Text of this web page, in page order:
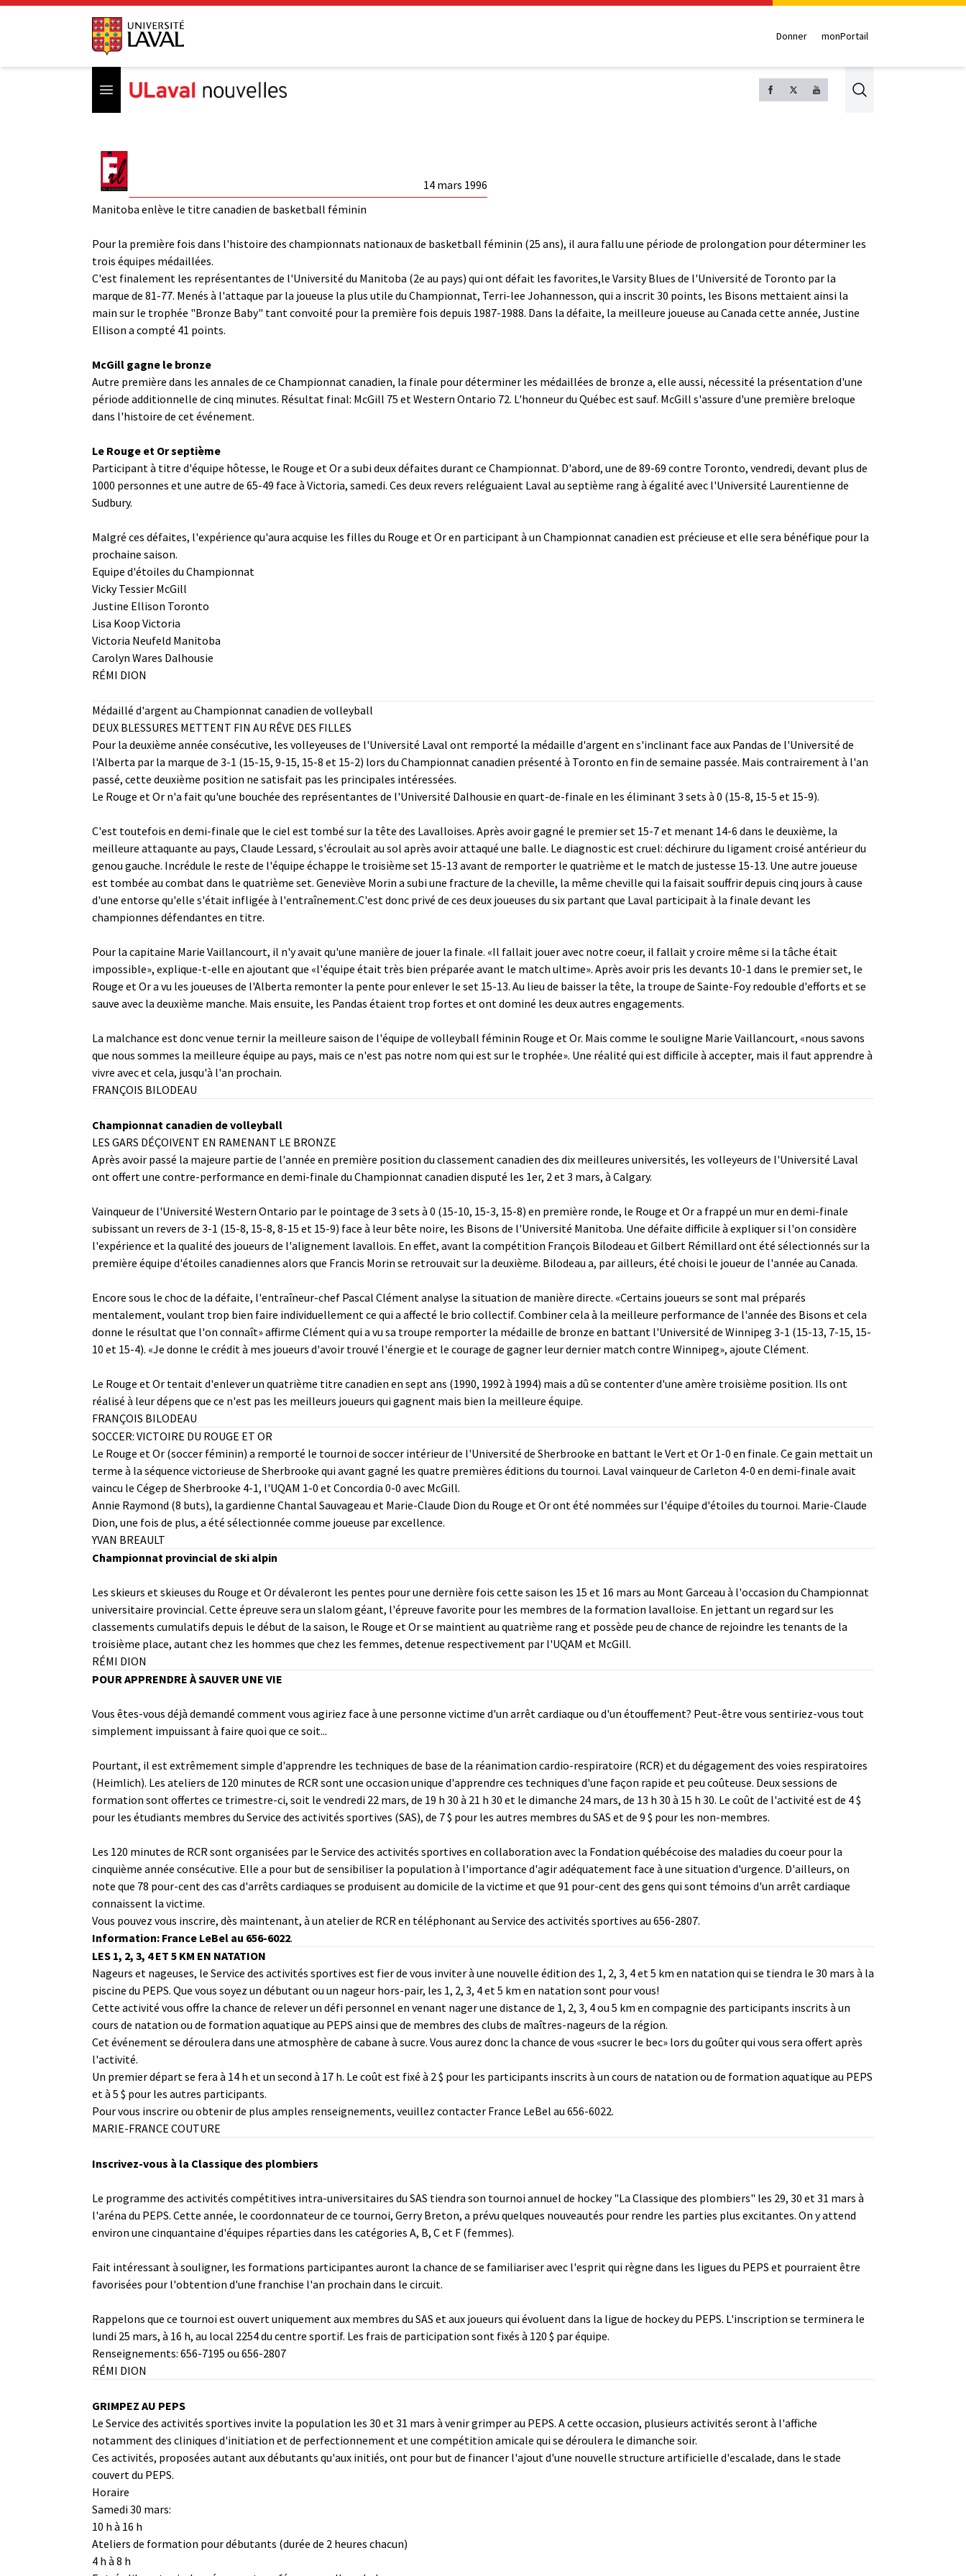
Donner monPortail
Open menu Search
14 mars 1996
Manitoba enlève le titre canadien de basketball féminin
Pour la première fois dans l'histoire des championnats nationaux de basketball féminin (25 ans), il aura fallu une période de prolongation pour déterminer les
trois équipes médaillées.
C'est finalement les représentantes de l'Université du Manitoba (2e au pays) qui ont défait les favorites,le Varsity Blues de l'Université de Toronto par la
marque de 81-77. Menés à l'attaque par la joueuse la plus utile du Championnat, Terri-lee Johannesson, qui a inscrit 30 points, les Bisons mettaient ainsi la
main sur le trophée "Bronze Baby" tant convoité pour la première fois depuis 1987-1988. Dans la défaite, la meilleure joueuse au Canada cette année, Justine
Ellison a compté 41 points.
McGill gagne le bronze
Autre première dans les annales de ce Championnat canadien, la finale pour déterminer les médaillées de bronze a, elle aussi, nécessité la présentation d'une
période additionnelle de cinq minutes. Résultat final: McGill 75 et Western Ontario 72. L'honneur du Québec est sauf. McGill s'assure d'une première breloque
dans l'histoire de cet événement.
Le Rouge et Or septième
Participant à titre d'équipe hôtesse, le Rouge et Or a subi deux défaites durant ce Championnat. D'abord, une de 89-69 contre Toronto, vendredi, devant plus de
1000 personnes et une autre de 65-49 face à Victoria, samedi. Ces deux revers reléguaient Laval au septième rang à égalité avec l'Université Laurentienne de
Sudbury.
Malgré ces défaites, l'expérience qu'aura acquise les filles du Rouge et Or en participant à un Championnat canadien est précieuse et elle sera bénéfique pour la
prochaine saison.
Equipe d'étoiles du Championnat
Vicky Tessier McGill
Justine Ellison Toronto
Lisa Koop Victoria
Victoria Neufeld Manitoba
Carolyn Wares Dalhousie
RÉMI DION
Médaillé d'argent au Championnat canadien de volleyball
DEUX BLESSURES METTENT FIN AU RÊVE DES FILLES
Pour la deuxième année consécutive, les volleyeuses de l'Université Laval ont remporté la médaille d'argent en s'inclinant face aux Pandas de l'Université de
l'Alberta par la marque de 3-1 (15-15, 9-15, 15-8 et 15-2) lors du Championnat canadien présenté à Toronto en fin de semaine passée. Mais contrairement à l'an
passé, cette deuxième position ne satisfait pas les principales intéressées.
Le Rouge et Or n'a fait qu'une bouchée des représentantes de l'Université Dalhousie en quart-de-finale en les éliminant 3 sets à 0 (15-8, 15-5 et 15-9).
C'est toutefois en demi-finale que le ciel est tombé sur la tête des Lavalloises. Après avoir gagné le premier set 15-7 et menant 14-6 dans le deuxième, la
meilleure attaquante au pays, Claude Lessard, s'écroulait au sol après avoir attaqué une balle. Le diagnostic est cruel: déchirure du ligament croisé antérieur du
genou gauche. Incrédule le reste de l'équipe échappe le troisième set 15-13 avant de remporter le quatrième et le match de justesse 15-13. Une autre joueuse
est tombée au combat dans le quatrième set. Geneviève Morin a subi une fracture de la cheville, la même cheville qui la faisait souffrir depuis cinq jours à cause
d'une entorse qu'elle s'était infligée à l'entraînement.C'est donc privé de ces deux joueuses du six partant que Laval participait à la finale devant les
championnes défendantes en titre.
Pour la capitaine Marie Vaillancourt, il n'y avait qu'une manière de jouer la finale. «Il fallait jouer avec notre coeur, il fallait y croire même si la tâche était
impossible», explique-t-elle en ajoutant que «l'équipe était très bien préparée avant le match ultime». Après avoir pris les devants 10-1 dans le premier set, le
Rouge et Or a vu les joueuses de l'Alberta remonter la pente pour enlever le set 15-13. Au lieu de baisser la tête, la troupe de Sainte-Foy redouble d'efforts et se
sauve avec la deuxième manche. Mais ensuite, les Pandas étaient trop fortes et ont dominé les deux autres engagements.
La malchance est donc venue ternir la meilleure saison de l'équipe de volleyball féminin Rouge et Or. Mais comme le souligne Marie Vaillancourt, «nous savons
que nous sommes la meilleure équipe au pays, mais ce n'est pas notre nom qui est sur le trophée». Une réalité qui est difficile à accepter, mais il faut apprendre à
vivre avec et cela, jusqu'à l'an prochain.
FRANÇOIS BILODEAU
Championnat canadien de volleyball
LES GARS DÉÇOIVENT EN RAMENANT LE BRONZE
Après avoir passé la majeure partie de l'année en première position du classement canadien des dix meilleures universités, les volleyeurs de l'Université Laval
ont offert une contre-performance en demi-finale du Championnat canadien disputé les 1er, 2 et 3 mars, à Calgary.
Vainqueur de l'Université Western Ontario par le pointage de 3 sets à 0 (15-10, 15-3, 15-8) en première ronde, le Rouge et Or a frappé un mur en demi-finale
subissant un revers de 3-1 (15-8, 15-8, 8-15 et 15-9) face à leur bête noire, les Bisons de l'Université Manitoba. Une défaite difficile à expliquer si l'on considère
l'expérience et la qualité des joueurs de l'alignement lavallois. En effet, avant la compétition François Bilodeau et Gilbert Rémillard ont été sélectionnés sur la
première équipe d'étoiles canadiennes alors que Francis Morin se retrouvait sur la deuxième. Bilodeau a, par ailleurs, été choisi le joueur de l'année au Canada.
Encore sous le choc de la défaite, l'entraîneur-chef Pascal Clément analyse la situation de manière directe. «Certains joueurs se sont mal préparés
mentalement, voulant trop bien faire individuellement ce qui a affecté le brio collectif. Combiner cela à la meilleure performance de l'année des Bisons et cela
donne le résultat que l'on connaît» affirme Clément qui a vu sa troupe remporter la médaille de bronze en battant l'Université de Winnipeg 3-1 (15-13, 7-15, 15-
10 et 15-4). «Je donne le crédit à mes joueurs d'avoir trouvé l'énergie et le courage de gagner leur dernier match contre Winnipeg», ajoute Clément.
Le Rouge et Or tentait d'enlever un quatrième titre canadien en sept ans (1990, 1992 à 1994) mais a dû se contenter d'une amère troisième position. Ils ont
réalisé à leur dépens que ce n'est pas les meilleurs joueurs qui gagnent mais bien la meilleure équipe.
FRANÇOIS BILODEAU
SOCCER: VICTOIRE DU ROUGE ET OR
Le Rouge et Or (soccer féminin) a remporté le tournoi de soccer intérieur de l'Université de Sherbrooke en battant le Vert et Or 1-0 en finale. Ce gain mettait un
terme à la séquence victorieuse de Sherbrooke qui avant gagné les quatre premières éditions du tournoi. Laval vainqueur de Carleton 4-0 en demi-finale avait
vaincu le Cégep de Sherbrooke 4-1, l'UQAM 1-0 et Concordia 0-0 avec McGill.
Annie Raymond (8 buts), la gardienne Chantal Sauvageau et Marie-Claude Dion du Rouge et Or ont été nommées sur l'équipe d'étoiles du tournoi. Marie-Claude
Dion, une fois de plus, a été sélectionnée comme joueuse par excellence.
YVAN BREAULT
Championnat provincial de ski alpin
Les skieurs et skieuses du Rouge et Or dévaleront les pentes pour une dernière fois cette saison les 15 et 16 mars au Mont Garceau à l'occasion du Championnat
universitaire provincial. Cette épreuve sera un slalom géant, l'épreuve favorite pour les membres de la formation lavalloise. En jettant un regard sur les
classements cumulatifs depuis le début de la saison, le Rouge et Or se maintient au quatrième rang et possède peu de chance de rejoindre les tenants de la
troisième place, autant chez les hommes que chez les femmes, detenue respectivement par l'UQAM et McGill.
RÉMI DION
POUR APPRENDRE À SAUVER UNE VIE
Vous êtes-vous déjà demandé comment vous agiriez face à une personne victime d'un arrêt cardiaque ou d'un étouffement? Peut-être vous sentiriez-vous tout
simplement impuissant à faire quoi que ce soit...
Pourtant, il est extrêmement simple d'apprendre les techniques de base de la réanimation cardio-respiratoire (RCR) et du dégagement des voies respiratoires
(Heimlich). Les ateliers de 120 minutes de RCR sont une occasion unique d'apprendre ces techniques d'une façon rapide et peu coûteuse. Deux sessions de
formation sont offertes ce trimestre-ci, soit le vendredi 22 mars, de 19 h 30 à 21 h 30 et le dimanche 24 mars, de 13 h 30 à 15 h 30. Le coût de l'activité est de 4 $
pour les étudiants membres du Service des activités sportives (SAS), de 7 $ pour les autres membres du SAS et de 9 $ pour les non-membres.
Les 120 minutes de RCR sont organisées par le Service des activités sportives en collaboration avec la Fondation québécoise des maladies du coeur pour la
cinquième année consécutive. Elle a pour but de sensibiliser la population à l'importance d'agir adéquatement face à une situation d'urgence. D'ailleurs, on
note que 78 pour-cent des cas d'arrêts cardiaques se produisent au domicile de la victime et que 91 pour-cent des gens qui sont témoins d'un arrêt cardiaque
connaissent la victime.
Vous pouvez vous inscrire, dès maintenant, à un atelier de RCR en téléphonant au Service des activités sportives au 656-2807.
Information: France LeBel au 656-6022.
LES 1, 2, 3, 4 ET 5 KM EN NATATION
Nageurs et nageuses, le Service des activités sportives est fier de vous inviter à une nouvelle édition des 1, 2, 3, 4 et 5 km en natation qui se tiendra le 30 mars à la
piscine du PEPS. Que vous soyez un débutant ou un nageur hors-pair, les 1, 2, 3, 4 et 5 km en natation sont pour vous!
Cette activité vous offre la chance de relever un défi personnel en venant nager une distance de 1, 2, 3, 4 ou 5 km en compagnie des participants inscrits à un
cours de natation ou de formation aquatique au PEPS ainsi que de membres des clubs de maîtres-nageurs de la région.
Cet événement se déroulera dans une atmosphère de cabane à sucre. Vous aurez donc la chance de vous «sucrer le bec» lors du goûter qui vous sera offert après
l'activité.
Un premier départ se fera à 14 h et un second à 17 h. Le coût est fixé à 2 $ pour les participants inscrits à un cours de natation ou de formation aquatique au PEPS
et à 5 $ pour les autres participants.
Pour vous inscrire ou obtenir de plus amples renseignements, veuillez contacter France LeBel au 656-6022.
MARIE-FRANCE COUTURE
Inscrivez-vous à la Classique des plombiers
Le programme des activités compétitives intra-universitaires du SAS tiendra son tournoi annuel de hockey "La Classique des plombiers" les 29, 30 et 31 mars à
l'aréna du PEPS. Cette année, le coordonnateur de ce tournoi, Gerry Breton, a prévu quelques nouveautés pour rendre les parties plus excitantes. On y attend
environ une cinquantaine d'équipes réparties dans les catégories A, B, C et F (femmes).
Fait intéressant à souligner, les formations participantes auront la chance de se familiariser avec l'esprit qui règne dans les ligues du PEPS et pourraient être
favorisées pour l'obtention d'une franchise l'an prochain dans le circuit.
Rappelons que ce tournoi est ouvert uniquement aux membres du SAS et aux joueurs qui évoluent dans la ligue de hockey du PEPS. L'inscription se terminera le
lundi 25 mars, à 16 h, au local 2254 du centre sportif. Les frais de participation sont fixés à 120 $ par équipe.
Renseignements: 656-7195 ou 656-2807
RÉMI DION
GRIMPEZ AU PEPS
Le Service des activités sportives invite la population les 30 et 31 mars à venir grimper au PEPS. A cette occasion, plusieurs activités seront à l'affiche
notamment des cliniques d'initiation et de perfectionnement et une compétition amicale qui se déroulera le dimanche soir.
Ces activités, proposées autant aux débutants qu'aux initiés, ont pour but de financer l'ajout d'une nouvelle structure artificielle d'escalade, dans le stade
couvert du PEPS.
Horaire
Samedi 30 mars:
10 h à 16 h
Ateliers de formation pour débutants (durée de 2 heures chacun)
4 h à 8 h